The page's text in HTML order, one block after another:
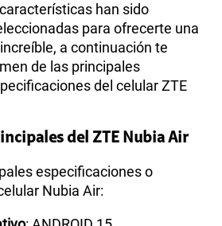
han sido
para ofrecerte una
a continuación te
de las principales
del celular ZTE
del ZTE Nubia Air
especificaciones o
Nubia Air: